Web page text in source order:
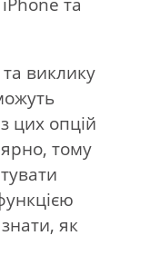
виклику
цих опцій
тому
як